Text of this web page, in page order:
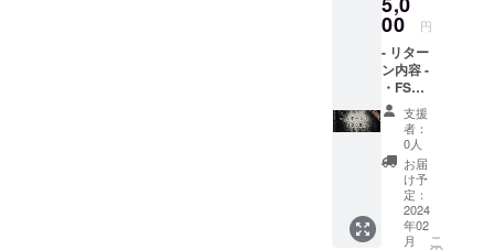
をお送
り致し
ます。
・運営
より心
を込め
た直筆
のお礼
メッ
セージ
(郵送で
お送り
致しま
00 円
- リター
ン内容 -
・FSC
リリー
スパー
ティー
ご招待
FreeSty
leCloud
オリジ
ナル
支援
者：
0人
お届
け予
定：
2024
年02
月
こ